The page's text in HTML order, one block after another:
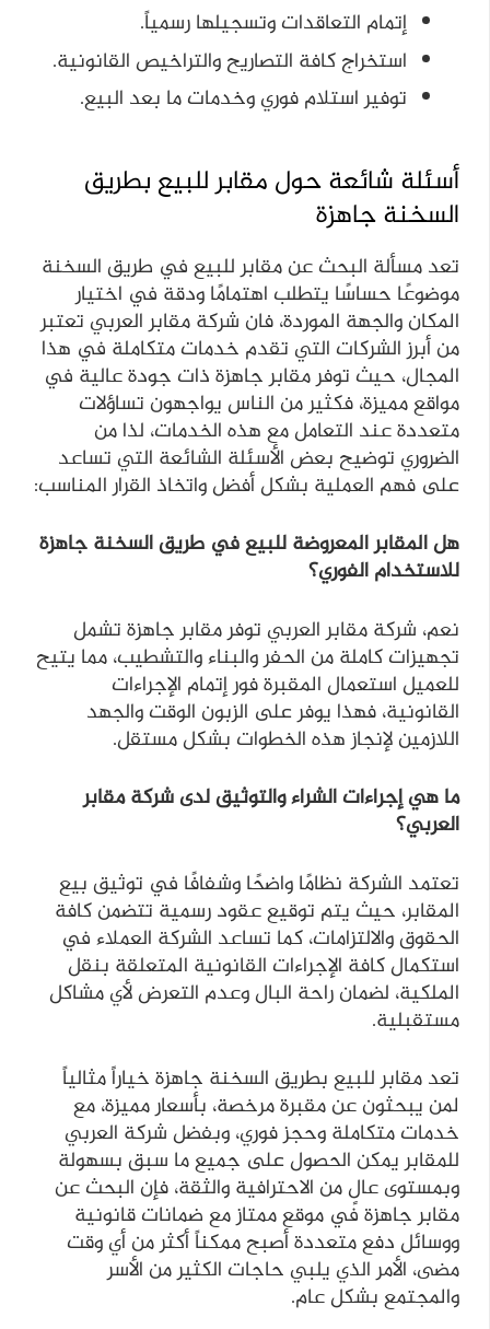
إتمام التعاقدات وتسجيلها رسمياً.
استخراج كافة التصاريح والتراخيص القانونية.
توفير استلام فوري وخدمات ما بعد البيع.
أسئلة شائعة حول مقابر للبيع بطريق
السخنة جاهزة
تعد مسألة البحث عن مقابر للبيع في طريق السخنة
موضوعًا حساسًا يتطلب اهتمامًا ودقة في اختيار
المكان والجهة الموردة، فان شركة مقابر العربي تعتبر
من أبرز الشركات التي تقدم خدمات متكاملة في هذا
المجال، حيث توفر مقابر جاهزة ذات جودة عالية في
مواقع مميزة، فكثير من الناس يواجهون تساؤلات
متعددة عند التعامل مع هذه الخدمات، لذا من
الضروري توضيح بعض الأسئلة الشائعة التي تساعد
على فهم العملية بشكل أفضل واتخاذ القرار المناسب:
هل المقابر المعروضة للبيع في طريق السخنة جاهزة
للاستخدام الفوري؟
نعم، شركة مقابر العربي توفر مقابر جاهزة تشمل
تجهيزات كاملة من الحفر والبناء والتشطيب، مما يتيح
للعميل استعمال المقبرة فور إتمام الإجراءات
القانونية، فهذا يوفر على الزبون الوقت والجهد
اللازمين لإنجاز هذه الخطوات بشكل مستقل.
ما هي إجراءات الشراء والتوثيق لدى شركة مقابر
العربي؟
تعتمد الشركة نظامًا واضحًا وشفافًا في توثيق بيع
المقابر، حيث يتم توقيع عقود رسمية تتضمن كافة
الحقوق والالتزامات، كما تساعد الشركة العملاء في
استكمال كافة الإجراءات القانونية المتعلقة بنقل
الملكية، لضمان راحة البال وعدم التعرض لأي مشاكل
مستقبلية.
تعد مقابر للبيع بطريق السخنة جاهزة خياراً مثالياً
لمن يبحثون عن مقبرة مرخصة، بأسعار مميزة، مع
خدمات متكاملة وحجز فوري، وبفضل شركة العربي
للمقابر يمكن الحصول على جميع ما سبق بسهولة
وبمستوى عالٍ من الاحترافية والثقة، فإن البحث عن
مقابر جاهزة في موقع ممتاز مع ضمانات قانونية
ووسائل دفع متعددة أصبح ممكناً أكثر من أي وقت
مضى، الأمر الذي يلبي حاجات الكثير من الأسر
والمجتمع بشكل عام.